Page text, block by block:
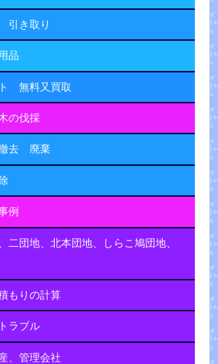
引き取り
品
無料又買取
の伐採
去 廃棄
除
例
二団地、北本団地、しらこ鳩団地、
もりの計算
ラブル
、管理会社